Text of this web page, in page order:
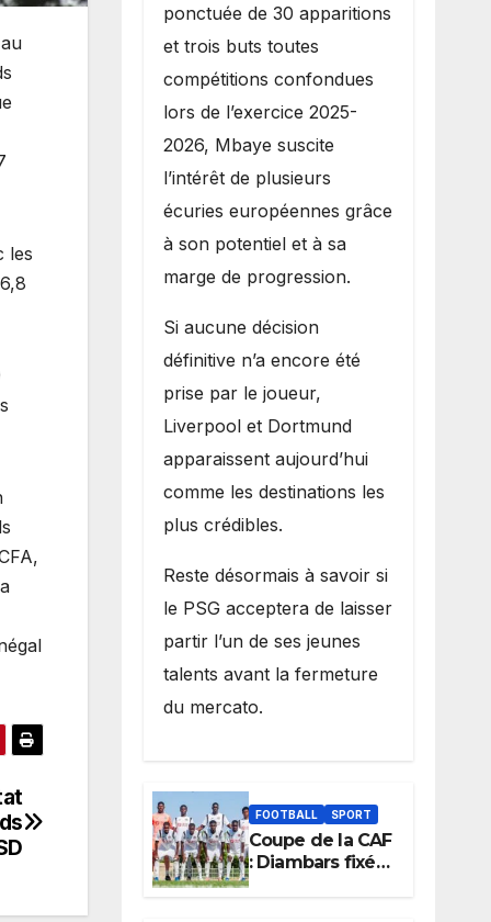
les
ponctuée de 30 apparitions
et trois buts toutes
compétitions confondues
lors de l’exercice 2025-
2026, Mbaye suscite
l’intérêt de plusieurs
écuries européennes grâce
à son potentiel et à sa
marge de progression.
Si aucune décision
définitive n’a encore été
prise par le joueur,
Liverpool et Dortmund
apparaissent aujourd’hui
comme les destinations les
plus crédibles.
Reste désormais à savoir si
le PSG acceptera de laisser
partir l’un de ses jeunes
talents avant la fermeture
du mercato.
FOOTBALL SPORT
Coupe de la CAF
: Diambars fixé
sur son destin